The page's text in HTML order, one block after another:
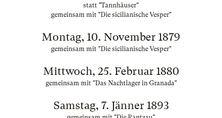
statt "Tannhäuser"
gemeinsam mit "Die sicilianische Vesper"
Montag, 10. November 1879
gemeinsam mit "Die sicilianische Vesper"
Mittwoch, 25. Februar 1880
gemeinsam mit "Das Nachtlager in Granada"
Samstag, 7. Jänner 1893